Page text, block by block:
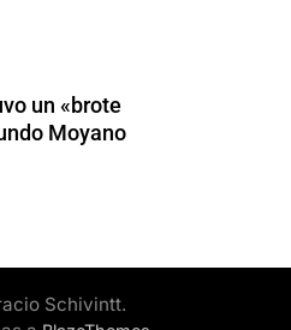
un «brote
Moyano
Schivintt.